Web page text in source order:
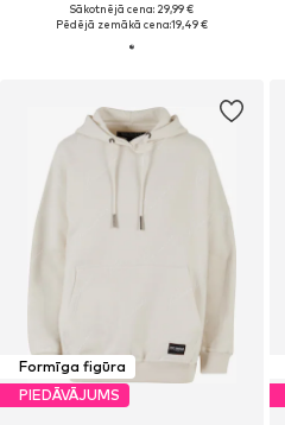
Sākotnējā cena: 29,99 €
Pēdējā zemākā cena:19,49 €
Formīga figūra
PIEDĀVĀJUMS